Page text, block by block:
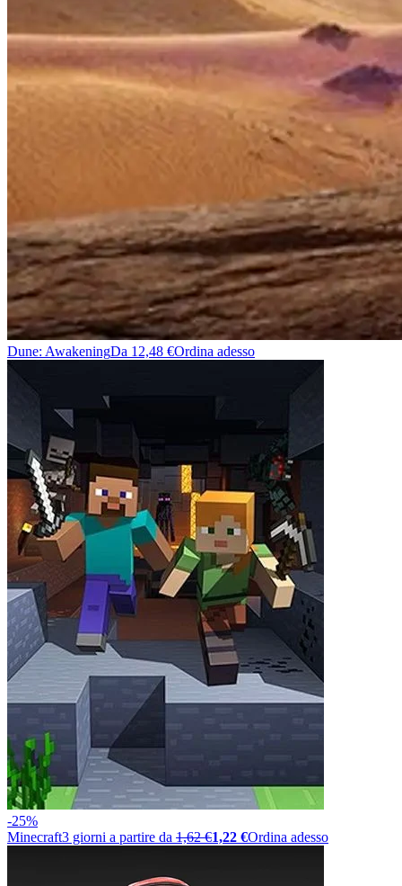
Dune: AwakeningDa 12,48 €Ordina adesso
-25%
Minecraft3 giorni a partire da 1,62 €1,22 €Ordina adesso